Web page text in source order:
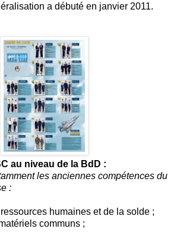
a débuté en janvier 2011.
au niveau de la BdD :
les anciennes compétences du
:
humaines et de la solde ;
communs ;